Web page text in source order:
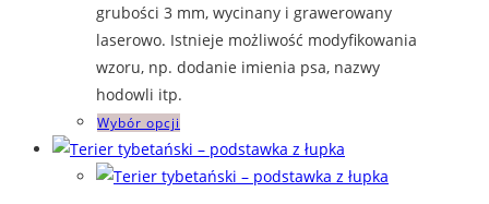
wybrać
na
stronie
produktu
grubości 3 mm, wycinany i grawerowany
laserowo. Istnieje możliwość modyfikowania
wzoru, np. dodanie imienia psa, nazwy
hodowli itp.
Wybór opcji
produkt
ma